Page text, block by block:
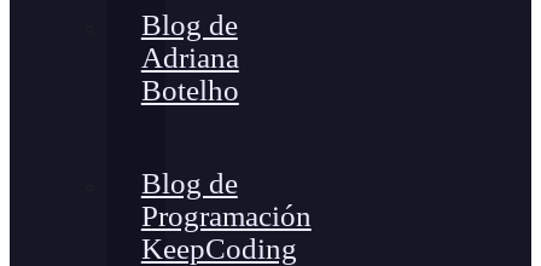
Blog de
Adriana
Botelho
Blog de
Programación
KeepCoding